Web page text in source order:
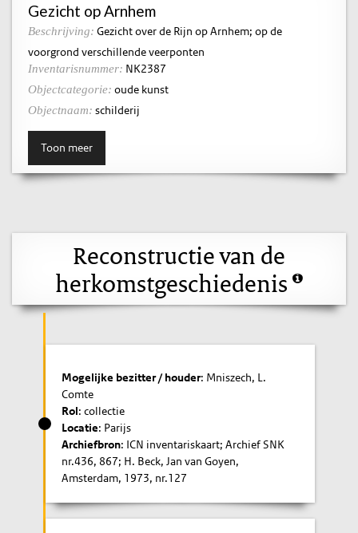
Gezicht op Arnhem
Beschrijving: Gezicht over de Rijn op Arnhem; op de
voorgrond verschillende veerponten
Inventarisnummer: NK2387
Objectcategorie: oude kunst
Objectnaam: schilderij
Toon meer
Reconstructie van de
herkomstgeschiedenis
Mogelijke bezitter / houder: Mniszech, L.
Comte
Rol: collectie
Locatie: Parijs
Archiefbron: ICN inventariskaart; Archief SNK
nr.436, 867; H. Beck, Jan van Goyen,
Amsterdam, 1973, nr.127